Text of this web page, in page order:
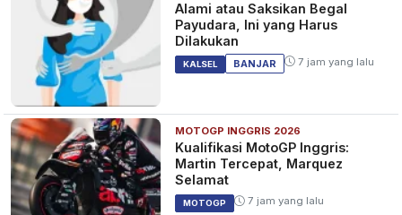
Alami atau Saksikan Begal
Payudara, Ini yang Harus
Dilakukan
KALSEL BANJAR 7 jam yang lalu
MOTOGP INGGRIS 2026
Kualifikasi MotoGP Inggris:
Martin Tercepat, Marquez
Selamat
MOTOGP 7 jam yang lalu